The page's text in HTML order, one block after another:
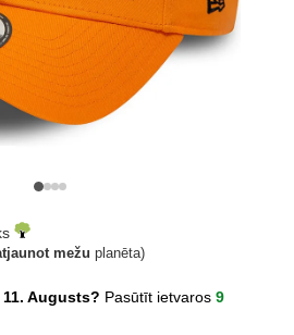
mežu planēta)
Augusts? Pasūtīt ietvaros 9